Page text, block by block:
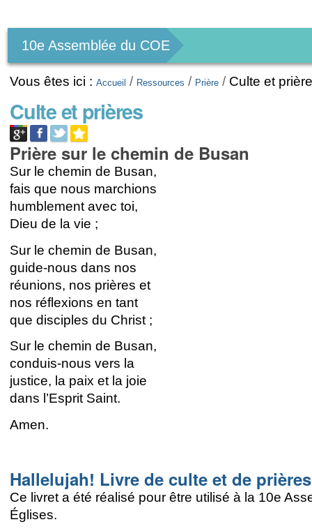
personnels
10e Assemblée du COE
Vous êtes ici : Accueil / Ressources / Prière / Culte et
Culte et prières
Prière sur le chemin de Busan
Sur le chemin de Busan,
fais que nous marchions
humblement avec toi,
Dieu de la vie ;
Sur le chemin de Busan,
guide-nous dans nos
réunions, nos prières et
nos réflexions en tant
que disciples du Christ ;
Sur le chemin de Busan,
conduis-nous vers la
justice, la paix et la joie
dans l’Esprit Saint.
Amen.
Hallelujah! Livre de culte et de prières
Ce livret a été réalisé pour être utilisé à la 10e
Églises.